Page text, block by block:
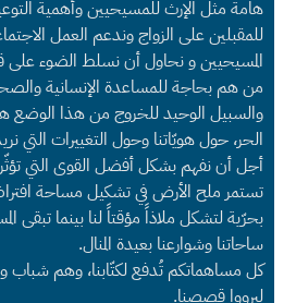
هامة مثل الإرث للمسيحيين وأهمية
للمقبلين على الزواج وندعم العمل
المسيحيين و نحاول أن نسلط الضوء
من هم بحاجة للمساعدة الإنسانية
والسبيل الوحيد للخروج من هذا الوضع
الحر، حول هويّاتنا وحول التغييرات التي
أجل أن نفهم بشكل أفضل القوى التي تؤثّر
تستمر ملح الأرض في تشكيل مساحة
بحرّية لتشكل ملاذاً مؤقتاً لنا بينما تبقى
ساحاتنا وشوارعنا بعيدة المنال.
كل مساهماتكم تُدفع لكتّابنا، وهم شباب
ليرووا قصصنا.